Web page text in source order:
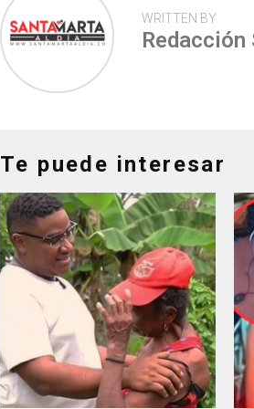
WRITTEN BY
Redacción
Te puede interesar